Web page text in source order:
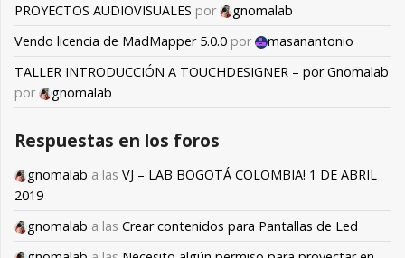
PROYECTOS AUDIOVISUALES por
gnomalab
Vendo licencia de MadMapper 5.0.0 por
masanantonio
TALLER INTRODUCCIÓN A TOUCHDESIGNER – por Gnomalab
por
gnomalab
Respuestas en los foros
gnomalab a las VJ – LAB BOGOTÁ COLOMBIA! 1 DE ABRIL
2019
gnomalab a las Crear contenidos para Pantallas de Led